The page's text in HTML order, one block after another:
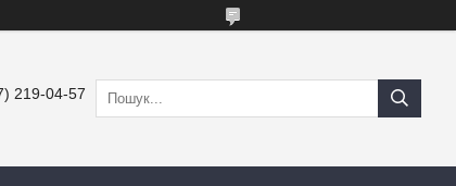
219-04-57